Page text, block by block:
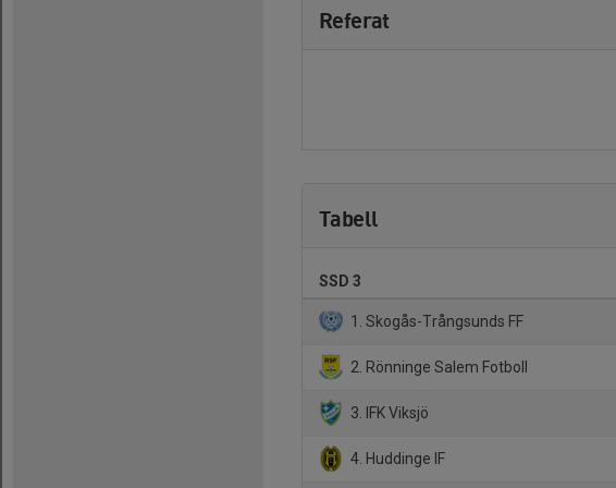
Referat
Tabell
SSD 3
1. Skogås-Trångsunds FF
2. Rönninge Salem Fotboll
3. IFK Viksjö
4. Huddinge IF